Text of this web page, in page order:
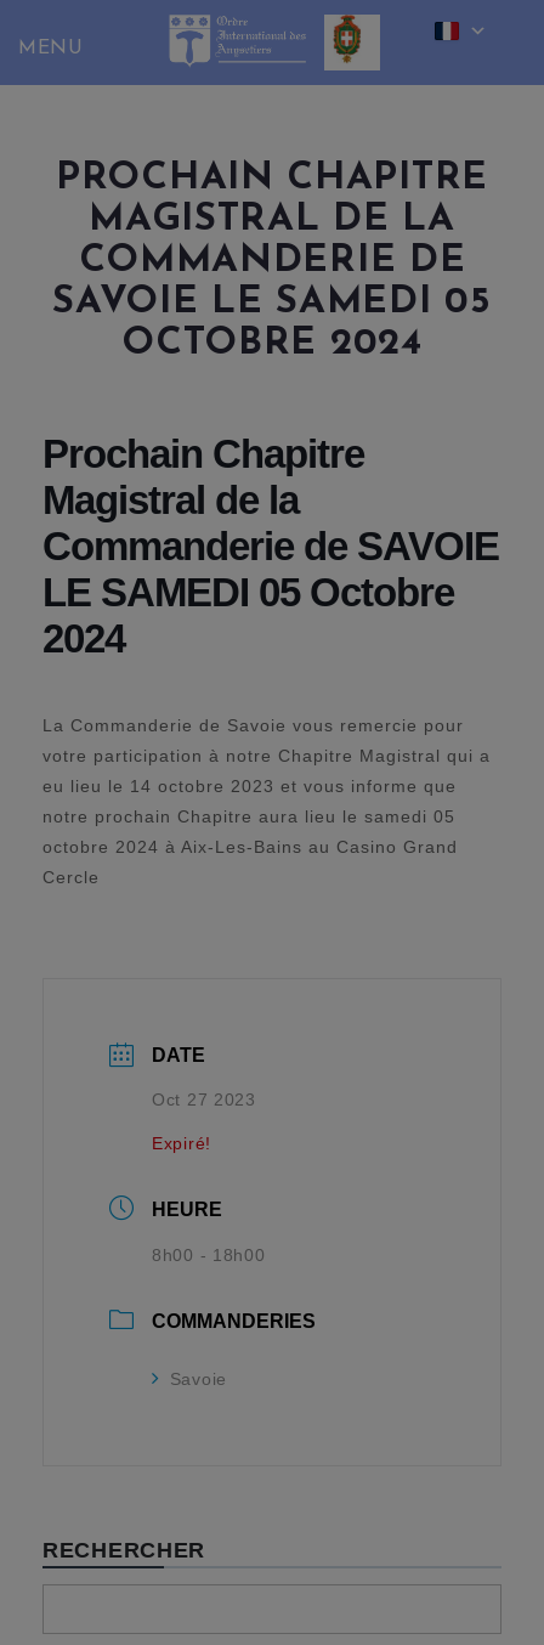
content
PROCHAIN CHAPITRE
MAGISTRAL DE LA
COMMANDERIE DE
SAVOIE LE SAMEDI 05
OCTOBRE 2024
Prochain Chapitre
Magistral de la
Commanderie de SAVOIE
LE SAMEDI 05 Octobre
2024
La Commanderie de Savoie vous remercie pour
votre participation à notre Chapitre Magistral qui a
eu lieu le 14 octobre 2023 et vous informe que
notre prochain Chapitre aura lieu le samedi 05
octobre 2024 à Aix-Les-Bains au Casino Grand
Cercle
DATE
Oct 27 2023
Expiré!
HEURE
8h00 - 18h00
COMMANDERIES
Savoie
RECHERCHER